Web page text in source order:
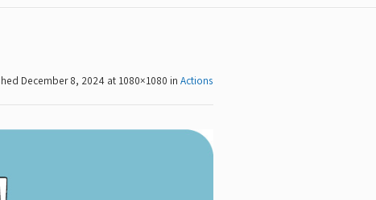
December 8, 2024 at 1080×1080 in Actions